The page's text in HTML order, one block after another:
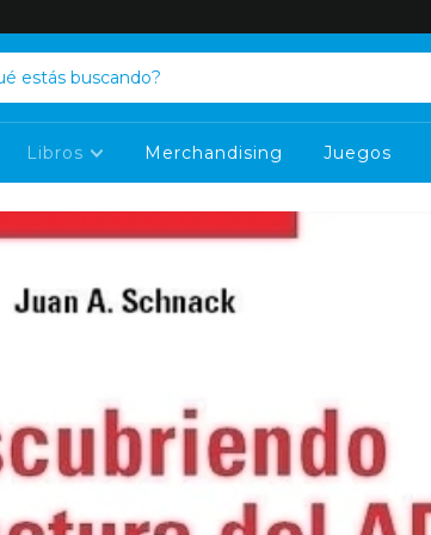
Libros Merchandising Juegos